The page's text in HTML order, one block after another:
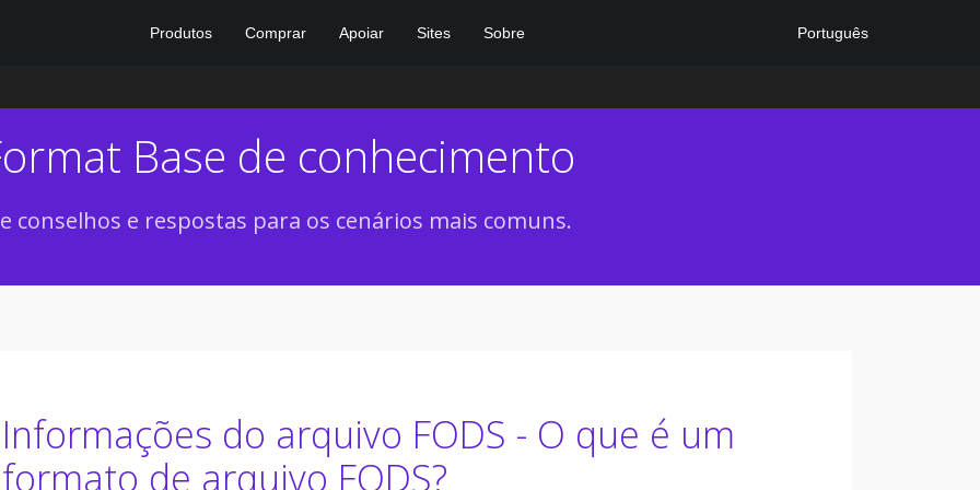
Produtos Comprar Apoiar Sites Sobre Português
Base de conhecimento
conselhos e respostas para os cenários mais comuns.
Informações do arquivo FODS - O que é um
formato de arquivo FODS?